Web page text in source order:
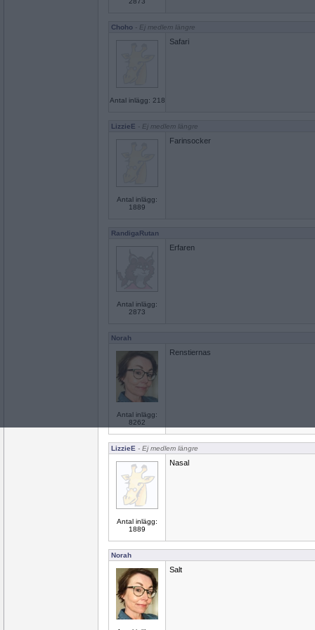
Choho - Ej medlem längre
Antal inlägg: 218
Safari
LizzieE - Ej medlem längre
Antal inlägg:
1889
Farinsocker
RandigaRutan
Antal inlägg:
2873
Erfaren
Norah
Antal inlägg:
8262
Renstiernas
LizzieE - Ej medlem längre
Antal inlägg:
1889
Nasal
Norah
Salt